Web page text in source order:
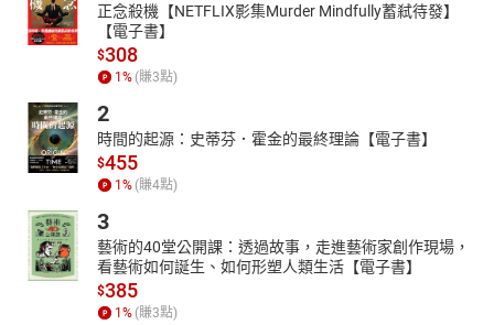
正念殺機【NETFLIX影集Murder Mindfully蓄弒待發】
【電子書】
$308
1 % (賺3點)
2
時間的起源：史蒂芬．霍金的最終理論【電子書】
$455
1 % (賺4點)
3
藝術的40堂公開課：透過故事，走進藝術家創作現場，
看藝術如何誕生、如何形塑人類生活【電子書】
$385
1 % (賺3點)